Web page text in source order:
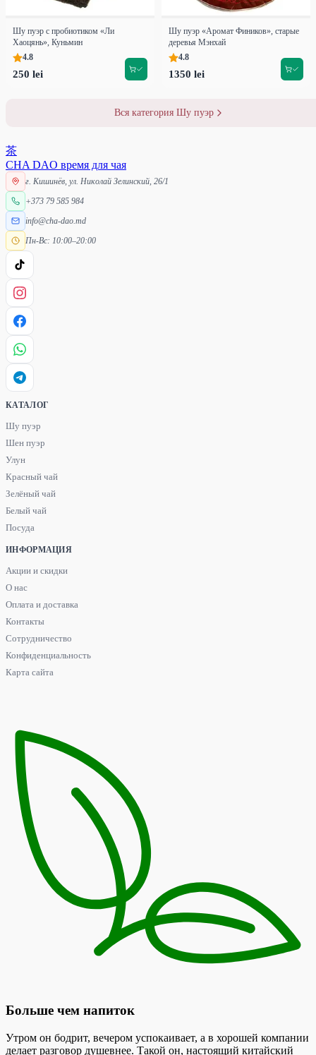
Шу пуэр c пробиотиком «Ли
Хаоцянь», Куньмин
4.8
250 lei
Шу пуэр «Аромат Фиников», старые
деревья Мэнхай
4.8
1350 lei
Вся категория Шу пуэр
茶
CHA DAO время для чая
г. Кишинёв, ул. Николай Зелинский, 26/1
+373 79 585 984
info@cha-dao.md
Пн-Вс: 10:00–20:00
КАТАЛОГ
Шу пуэр
Шен пуэр
Улун
Красный чай
Зелёный чай
Белый чай
Посуда
ИНФОРМАЦИЯ
Акции и скидки
О нас
Оплата и доставка
Контакты
Сотрудничество
Конфиденциальность
Карта сайта
Больше чем напиток
Утром он бодрит, вечером успокаивает, а в хорошей компании
делает разговор душевнее. Такой он, настоящий китайский